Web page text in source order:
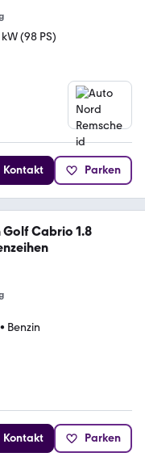
(98 PS)
Kontakt Parken
Cabrio 1.8
• Benzin
Kontakt Parken